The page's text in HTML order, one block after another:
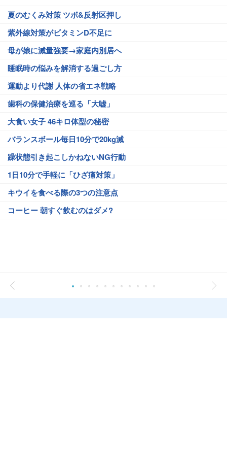
夏のむくみ対策 ツボ&反射区押し
紫外線対策がビタミンD不足に
母が娘に減量強要→家庭内別居へ
睡眠時の悩みを解消する過ごし方
運動より代謝 人体の省エネ戦略
歯科の保健治療を巡る「大嘘」
大食い女子 46キロ体型の秘密
バランスボール毎日10分で20kg減
躁状態引き起こしかねないNG行動
1日10分で手軽に「ひざ痛対策」
キウイを食べる際の3つの注意点
コーヒー 朝すぐ飲むのはダメ?